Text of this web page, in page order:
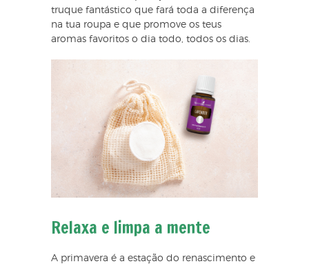
truque fantástico que fará toda a diferença
na tua roupa e que promove os teus
aromas favoritos o dia todo, todos os dias.
Relaxa e limpa a mente
A primavera é a estação do renascimento e